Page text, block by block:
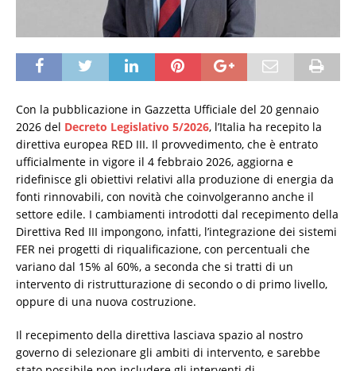
Con la pubblicazione in Gazzetta Ufficiale del 20 gennaio
2026 del Decreto Legislativo 5/2026, l’Italia ha recepito la
direttiva europea RED III. Il provvedimento, che è entrato
ufficialmente in vigore il 4 febbraio 2026, aggiorna e
ridefinisce gli obiettivi relativi alla produzione di energia da
fonti rinnovabili, con novità che coinvolgeranno anche il
settore edile. I cambiamenti introdotti dal recepimento della
Direttiva Red III impongono, infatti, l’integrazione dei sistemi
FER nei progetti di riqualificazione, con percentuali che
variano dal 15% al 60%, a seconda che si tratti di un
intervento di ristrutturazione di secondo o di primo livello,
oppure di una nuova costruzione.
Il recepimento della direttiva lasciava spazio al nostro
governo di selezionare gli ambiti di intervento, e sarebbe